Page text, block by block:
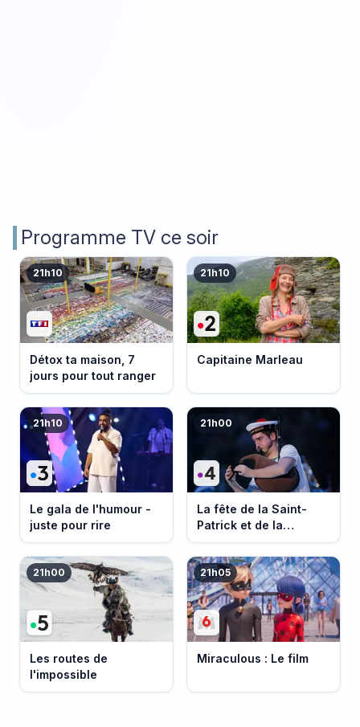
Programme TV ce soir
21h10
Détox ta maison, 7
jours pour tout ranger
21h10
Capitaine Marleau
21h10
Le gala de l'humour -
juste pour rire
21h00
La fête de la Saint-
Patrick et de la
Bretagne
21h00
Les routes de
l'impossible
21h05
Miraculous : Le film